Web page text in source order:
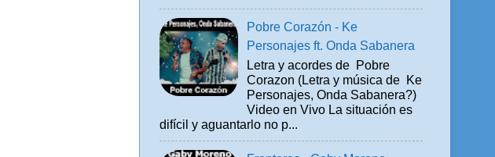
Pobre Corazón - Ke
Personajes ft. Onda Sabanera
Letra y acordes de Pobre
Corazon (Letra y música de Ke
Personajes, Onda Sabanera?)
Video en Vivo La situación es
difícil y aguantarlo no p...